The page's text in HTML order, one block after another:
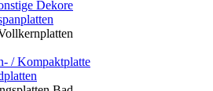
Dekore
/ Kompaktplatte